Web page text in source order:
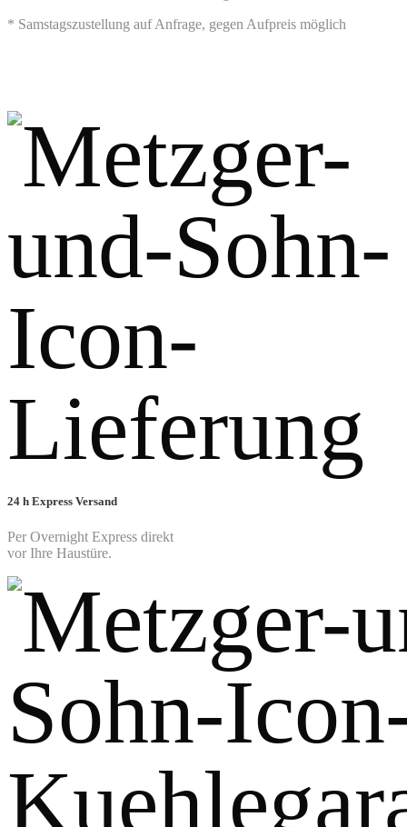
* Samstagszustellung auf Anfrage, gegen Aufpreis möglich
24 h Express Versand
Per Overnight Express direkt
vor Ihre Haustüre.